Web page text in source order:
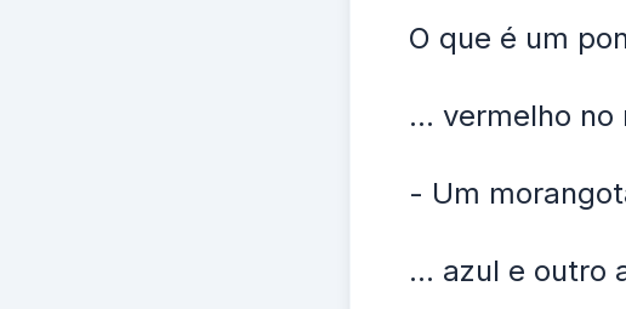
O que é um
... vermelho
- Um
... azul e outro